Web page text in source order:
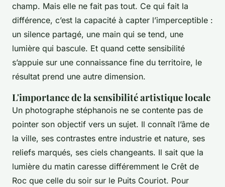
champ. Mais elle ne fait pas tout. Ce qui fait la
différence, c’est la capacité à capter l’imperceptible :
un silence partagé, une main qui se tend, une
lumière qui bascule. Et quand cette sensibilité
s’appuie sur une connaissance fine du territoire, le
résultat prend une autre dimension.
L'importance de la sensibilité artistique locale
Un photographe stéphanois ne se contente pas de
pointer son objectif vers un sujet. Il connaît l’âme de
la ville, ses contrastes entre industrie et nature, ses
reliefs marqués, ses ciels changeants. Il sait que la
lumière du matin caresse différemment le Crêt de
Roc que celle du soir sur le Puits Couriot. Pour